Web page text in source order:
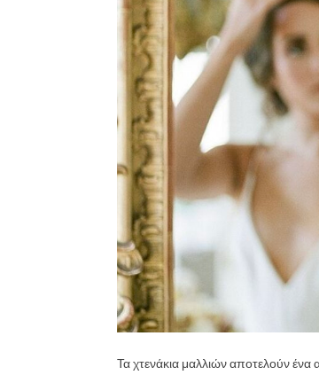
Τα χτενάκια μαλλιών αποτελούν